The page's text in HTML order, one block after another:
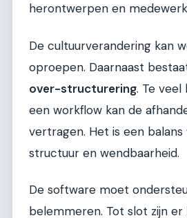
herontwerpen en
De cultuurverandering kan
oproepen. Daarnaast
over-structurering. Te veel
een workflow kan de
vertragen. Het is een balans
structuur en wendbaarheid.
De software moet
belemmeren. Tot slot zijn er